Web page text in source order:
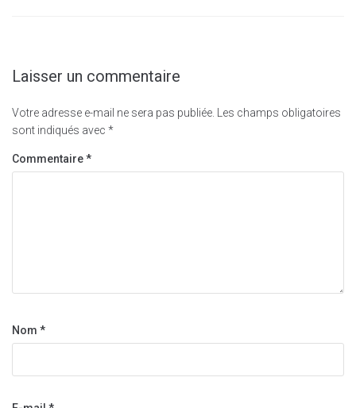
Laisser un commentaire
Votre adresse e-mail ne sera pas publiée. Les champs obligatoires
sont indiqués avec *
Commentaire*
Nom *